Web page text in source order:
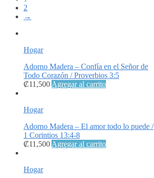
2
→
Hogar
Adorno Madera – Confía en el Señor de
Todo Corazón / Proverbios 3:5
₡11,500 Agregar al carrito
Hogar
Adorno Madera – El amor todo lo puede /
1 Corintios 13:4-8
₡11,500 Agregar al carrito
Hogar